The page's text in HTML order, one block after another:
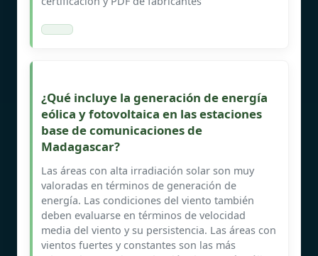
¿Qué incluye la generación de energía
eólica y fotovoltaica en las estaciones
base de comunicaciones de
Madagascar?
Las áreas con alta irradiación solar son muy
valoradas en términos de generación de
energía. Las condiciones del viento también
deben evaluarse en términos de velocidad
media del viento y su persistencia. Las áreas con
vientos fuertes y constantes son las más